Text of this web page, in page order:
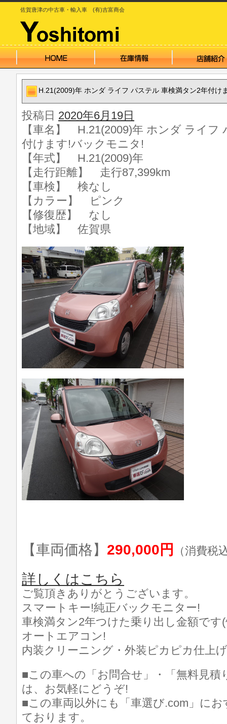
佐賀唐津の中古車・輸入車 (有)吉富商会
H.21(2009)年 ホンダ ライフ パステル 車検満タン2年付け
投稿日 2020年6月19日
【車名】 H.21(2009)年 ホンダ ライフ
付けます!バックモニタ!
【年式】 H.21(2009)年
【走行距離】 走行87,399km
【車検】 検なし
【カラー】 ピンク
【修復歴】 なし
【地域】 佐賀県
【車両価格】 290,000円 （消費税
詳しくはこちら
ご覧頂きありがとうございます。
スマートキー!純正バックモニター!
車検満タン2年つけた乗り出し金額で
オートエアコン!
内装クリーニング・外装ピカピカ仕上
■この車への「お問合せ」・「無料見積
は、お気軽にどうぞ!
■この車両以外にも「車選び.com」に
ております。